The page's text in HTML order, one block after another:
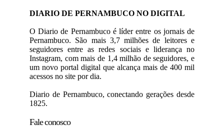
DIARIO DE PERNAMBUCO NO DIGITAL
O Diario de Pernambuco é líder entre os jornais de
Pernambuco. São mais 3,7 milhões de leitores e
seguidores entre as redes sociais e liderança no
Instagram, com mais de 1,4 milhão de seguidores, e
um novo portal digital que alcança mais de 400 mil
acessos no site por dia.
Diario de Pernambuco, conectando gerações desde
1825.
Fale conosco